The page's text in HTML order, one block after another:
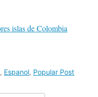
islas de Colombia
, Espanol, Popular Post